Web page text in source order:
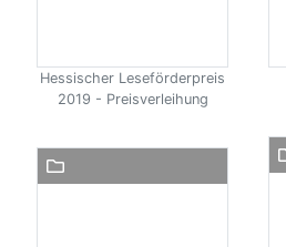
Hessischer Leseförderpreis
2019 - Preisverleihung